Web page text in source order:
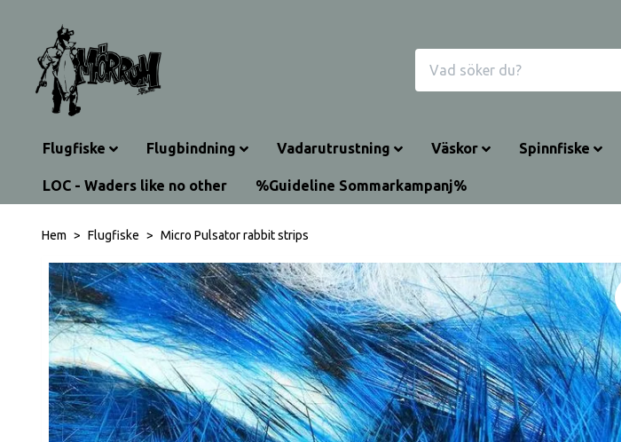
Flugfiske Flugbindning Vadarutrustning Väskor Spinnfiske
LOC - Waders like no other %Guideline Sommarkampanj%
Hem Flugfiske Micro Pulsator rabbit strips